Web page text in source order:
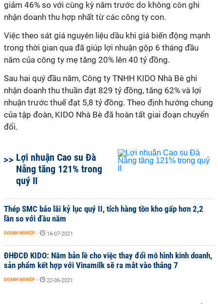
giảm 46% so với cùng kỳ năm trước do không còn ghi
nhận doanh thu hợp nhất từ các công ty con.
Việc theo sát giá nguyên liệu dầu khi giá biến động mạnh
trong thời gian qua đã giúp lợi nhuận gộp 6 tháng đầu
năm của công ty mẹ tăng 20% lên 40 tỷ đồng.
Sau hai quý đầu năm, Công ty TNHH KIDO Nhà Bè ghi
nhận doanh thu thuần đạt 829 tỷ đồng, tăng 62% và lợi
nhuận trước thuế đạt 5,8 tỷ đồng. Theo định hướng chung
của tập đoàn, KIDO Nhà Bè đã hoàn tất giai đoạn chuyển
đổi.
Lợi nhuận Cao su Đà
Nẵng tăng 121% trong
quý II
Thép SMC báo lãi kỷ lục quý II, tích hàng tồn kho gấp hơn 2,2
lần so với đầu năm
DOANH NGHIỆP - 16-07-2021
ĐHĐCĐ KIDO: Năm bản lề cho việc thay đổi mô hình kinh doanh,
sản phẩm kết hợp với Vinamilk sẽ ra mắt vào tháng 7
DOANH NGHIỆP - 22-06-2021